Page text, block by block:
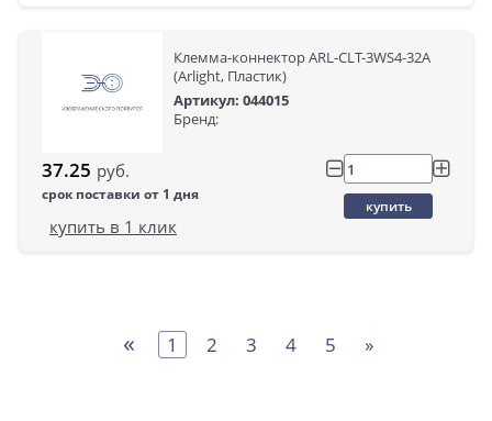
Клемма-коннектор ARL-CLT-3WS4-32A
(Arlight, Пластик)
Артикул: 044015
Бренд:
37.25 руб.
срок поставки от 1 дня
купить
купить в 1 клик
« 1 2 3 4 5 »